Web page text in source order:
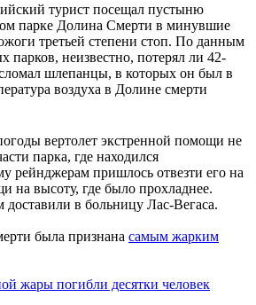
турист посещал пустыню
парке Долина Смерти в минувшие
третьей степени стоп. По данным
неизвестно, потерял ли 42-
шлепанцы, в которых он был в
воздуха в Долине смерти
вертолет экстренной помощи не
парка, где находился
рейнджерам пришлось отвезти его на
на высоту, где было прохладнее.
доставили в больницу Лас-Вегаса.
была признана самым жарким
жары погибли десятки человек